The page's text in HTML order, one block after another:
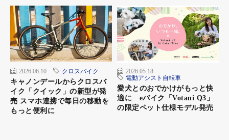
2026.06.10 クロスバイク
キャノンデールからクロスバ
イク「クイック」の新型が発
売 スマホ連携で毎日の移動を
もっと便利に
2026.05.18
電動アシスト自転車
愛犬とのおでかけがもっと快
適に eバイク「Votani Q3」
の限定ペット仕様モデル発売